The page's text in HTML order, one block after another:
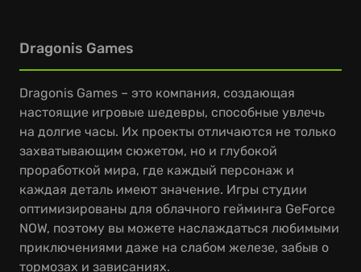
Dragonis Games
Dragonis Games – это компания, создающая
настоящие игровые шедевры, способные увлечь
на долгие часы. Их проекты отличаются не только
захватывающим сюжетом, но и глубокой
проработкой мира, где каждый персонаж и
каждая деталь имеют значение. Игры студии
оптимизированы для облачного гейминга GeForce
NOW, поэтому вы можете наслаждаться любимыми
приключениями даже на слабом железе, забыв о
тормозах и зависаниях.